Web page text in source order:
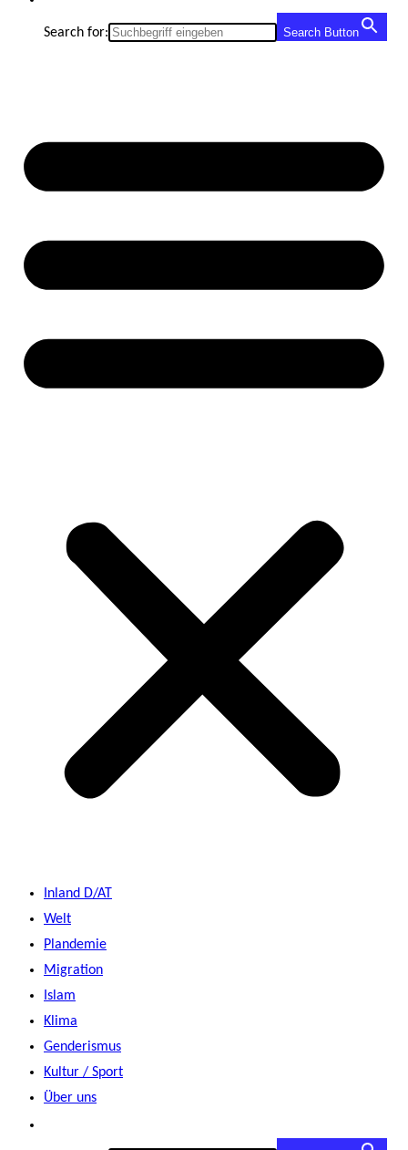
Search for: Search Button
Inland D/AT
Welt
Plandemie
Migration
Islam
Klima
Genderismus
Kultur / Sport
Über uns